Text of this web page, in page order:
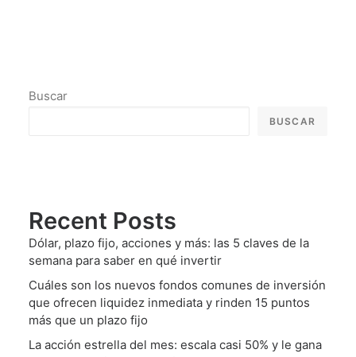
Buscar
BUSCAR
Recent Posts
Dólar, plazo fijo, acciones y más: las 5 claves de la
semana para saber en qué invertir
Cuáles son los nuevos fondos comunes de inversión
que ofrecen liquidez inmediata y rinden 15 puntos
más que un plazo fijo
La acción estrella del mes: escala casi 50% y le gana